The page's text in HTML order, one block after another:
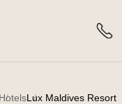
HotelsLux Maldives Resort